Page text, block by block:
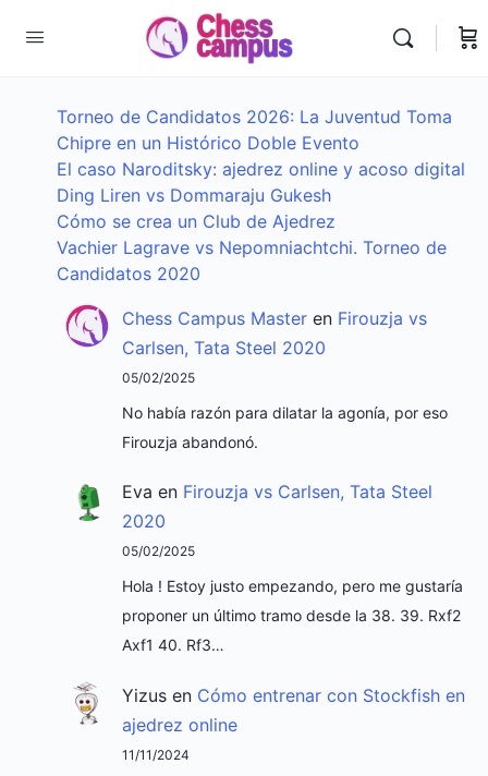
Torneo de Candidatos 2026: La Juventud Toma
Chipre en un Histórico Doble Evento
El caso Naroditsky: ajedrez online y acoso digital
Ding Liren vs Dommaraju Gukesh
Cómo se crea un Club de Ajedrez
Vachier Lagrave vs Nepomniachtchi. Torneo de
Candidatos 2020
Chess Campus Master en Firouzja vs
Carlsen, Tata Steel 2020
05/02/2025
No había razón para dilatar la agonía, por eso
Firouzja abandonó.
Eva en Firouzja vs Carlsen, Tata Steel
2020
05/02/2025
Hola ! Estoy justo empezando, pero me gustaría
proponer un último tramo desde la 38. 39. Rxf2
Axf1 40. Rf3…
Yizus en Cómo entrenar con Stockfish en
ajedrez online
11/11/2024